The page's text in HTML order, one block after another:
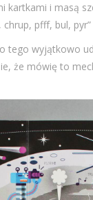
i masą
pfff, bul, pyr”
tego wyjątkowo
że mówię to